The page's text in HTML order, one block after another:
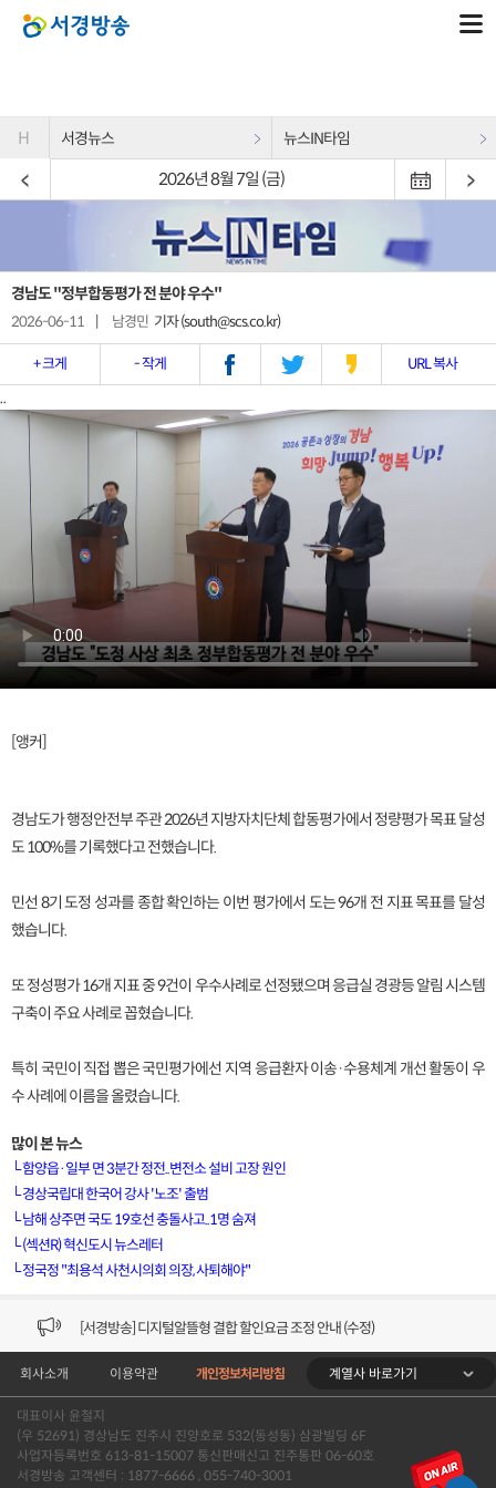
H 서경뉴스 뉴스IN타임
2026년 8월 7일 (금)
경남도 "정부합동평가 전 분야 우수"
2026-06-11 남경민 기자 (south@scs.co.kr)
+ 크게 - 작게 URL 복사
..
[앵커]
경남도가 행정안전부 주관 2026년 지방자치단체 합동평가에서 정량평가 목표 달성
도 100%를 기록했다고 전했습니다.
민선 8기 도정 성과를 종합 확인하는 이번 평가에서 도는 96개 전 지표 목표를 달성
했습니다.
또 정성평가 16개 지표 중 9건이 우수사례로 선정됐으며 응급실 경광등 알림 시스템
구축이 주요 사례로 꼽혔습니다.
특히 국민이 직접 뽑은 국민평가에선 지역 응급환자 이송·수용체계 개선 활동이 우
수 사례에 이름을 올렸습니다.
많이 본 뉴스
└함양읍·일부 면 3분간 정전..변전소 설비 고장 원인
└경상국립대 한국어 강사 '노조' 출범
└남해 상주면 국도 19호선 충돌사고..1명 숨져
└(섹션R) 혁신도시 뉴스레터
└정국정 "최용석 사천시의회 의장, 사퇴해야"
[서경방송] 일부 채널편성 변경 안내의 건 (7/22)
[서경방송] 디지털알뜰형 결합 할인요금 조정 안내 (수정)
[공지] 개인정보처리방침 (Ver2.15) 개정의 건 (7/1)
[서경방송] 일부 채널편성 변경 안내의 건 (7/1)
[VOD공지] 청춘초이스 이용금액 변경 안내
회사소개 이용약관 개인정보처리방침 계열사 바로가기
대표이사 윤철지
(우 52691) 경상남도 진주시 진양호로 532(동성동) 삼광빌딩 6F
사업자등록번호 613-81-15007 통신판매신고 진주통판 06-60호
서경방송 고객센터 : 1877-6666 , 055-740-3001